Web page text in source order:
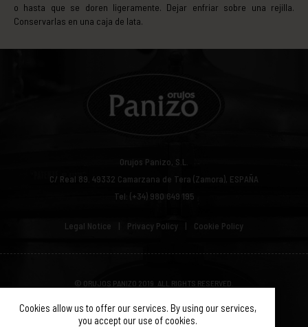
Cookies allow us to offer our services. By using our services,
you accept our use of cookies.
o hasta que se doren ligeramente. Dejar enfriar sobre una rejilla.
Conservarlas en una caja de lata.
Orujos Panizo, S.L.
C/ Real 89. 49332 Camarzana de Tera (Zamora), ESPAÑA
Tel: (+34) 980 649 195
Legal Notice Privacy Policy Cookie Policy
© ORUJOS PANIZO 2019. ALL RIGHTS RESERVED.